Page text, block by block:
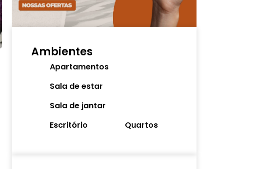
Ambientes
Apartamentos
Sala de estar
Sala de jantar
Escritório
Quartos